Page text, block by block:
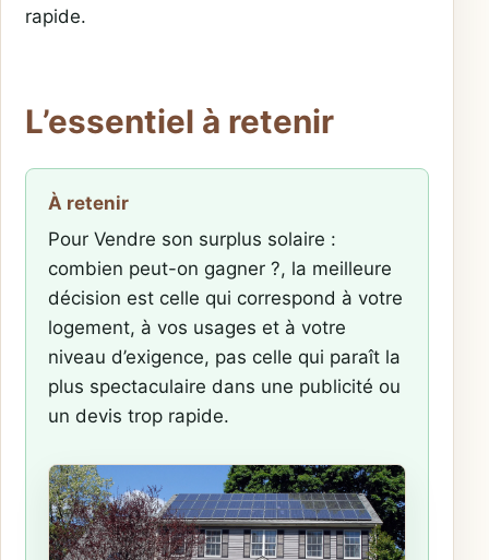
rapide.
L’essentiel à retenir
À retenir
Pour Vendre son surplus solaire :
combien peut-on gagner ?, la meilleure
décision est celle qui correspond à votre
logement, à vos usages et à votre
niveau d’exigence, pas celle qui paraît la
plus spectaculaire dans une publicité ou
un devis trop rapide.